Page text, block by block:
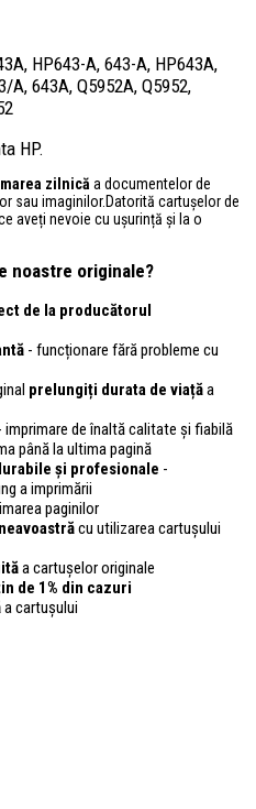
HP643-A, 643-A, HP643A,
A, 643A, Q5952A, Q5952,
HP.
zilnică a documentelor de
sau imaginilor.Datorită cartușelor de
aveți nevoie cu ușurință și la o
noastre originale?
de la producătorul
- funcționare fără probleme cu
prelungiți durata de viațăa
imprimare de înaltă calitate și fiabilă
până la ultima pagină
și profesionale -
a imprimării
paginilor
cu utilizarea cartușului
a cartușelor originale
de 1% din cazuri
a cartușului